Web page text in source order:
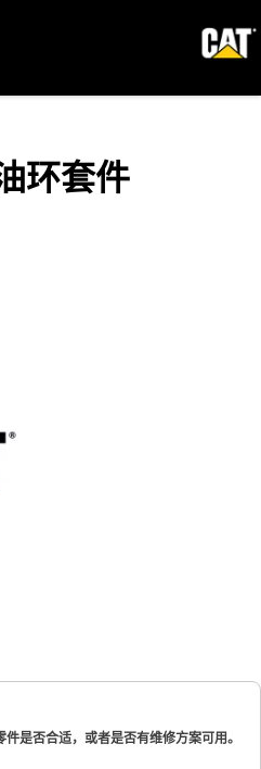
环套件
是否合适，或者是否有维修方案可用。